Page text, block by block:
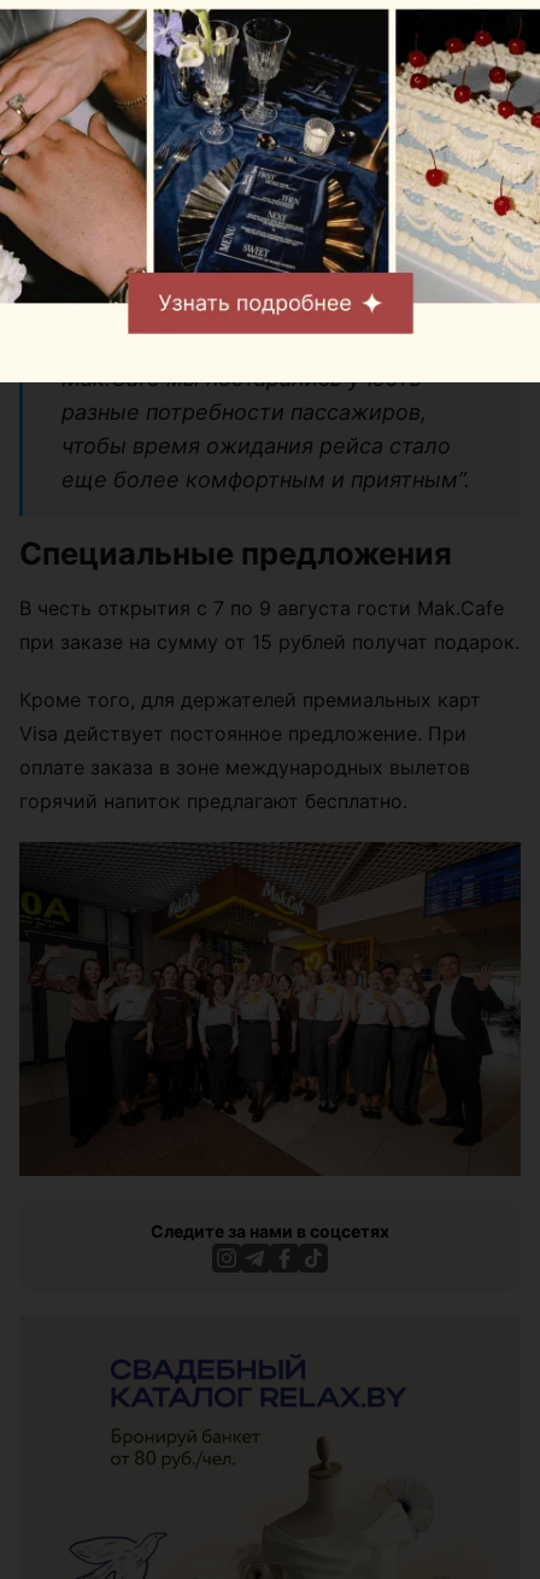
“Открытие Mak.Cafe в Национальном
аэропорту Минск стало особенным
этапом развития Mak.by. Каждый день
аэропорт объединяет тысячи людей,
которые отправляются в путешествия
или возвращаются домой. Мы рады,
что теперь можем стать частью этих
моментов, предложив гостям
привычный вкус, качественный кофе и
быстрое обслуживание. При
Mak.Cafe мы постарались учесть
разные потребности пассажиров,
чтобы время ожидания рейса стало
еще более комфортным и приятным”.
Специальные предложения
В честь открытия с 7 по 9 августа гости Mak.Cafe
при заказе на сумму от 15 рублей получат подарок.
Кроме того, для держателей премиальных карт
Visa действует постоянное предложение. При
оплате заказа в зоне международных вылетов
горячий напиток предлагают бесплатно.
Следите за нами в соцсетях